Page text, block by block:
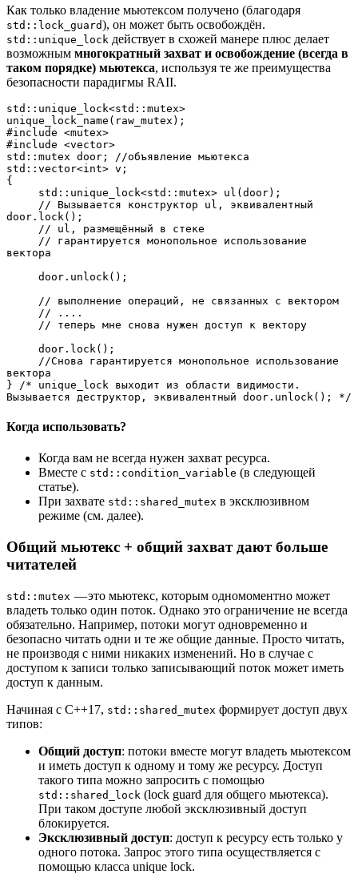
Как только владение мьютексом получено (благодаря
std::lock_guard), он может быть освобождён.
std::unique_lock действует в схожей манере плюс делает
возможным многократный захват и освобождение (всегда в
таком порядке) мьютекса, используя те же преимущества
безопасности парадигмы RAII.
std::unique_lock<std::mutex>
unique_lock_name(raw_mutex);
#include <mutex>
#include <vector>
std::mutex door; //объявление мьютекса
std::vector<int> v;
{
door.lock();
вектора
вектора
} /* unique_lock выходит из области видимости.
Вызывается деструктор, эквивалентный door.unlock(); */
Когда использовать?
Когда вам не всегда нужен захват ресурса.
Вместе с std::condition_variable (в следующей
статье).
При захвате std::shared_mutex в эксклюзивном
режиме (см. далее).
Общий мьютекс + общий захват дают больше
читателей
std::mutex — это мьютекс, которым одномоментно может
владеть только один поток. Однако это ограничение не всегда
обязательно. Например, потоки могут одновременно и
безопасно читать одни и те же общие данные. Просто читать,
не производя с ними никаких изменений. Но в случае с
доступом к записи только записывающий поток может иметь
доступ к данным.
Начиная с C++17, std::shared_mutex формирует доступ двух
типов:
Общий доступ: потоки вместе могут владеть мьютексом
и иметь доступ к одному и тому же ресурсу. Доступ
такого типа можно запросить с помощью
std::shared_lock (lock guard для общего мьютекса).
При таком доступе любой эксклюзивный доступ
блокируется.
Эксклюзивный доступ: доступ к ресурсу есть только у
одного потока. Запрос этого типа осуществляется с
помощью класса unique lock.